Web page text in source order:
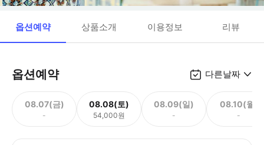
옵션예약 상품소개 이용정보 리뷰
옵션예약 다른날짜
08.07(금)
-
08.08(토)
54,000원
08.09(일)
-
08.10(월)
-